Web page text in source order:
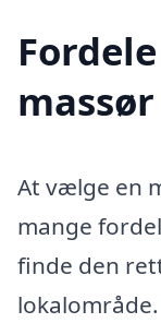
At vælge en
mange
finde den